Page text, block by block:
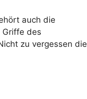
auch die
Griffe des
zu vergessen die